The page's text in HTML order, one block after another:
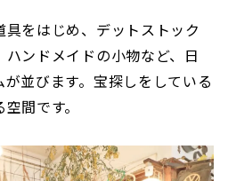
をはじめ、デットストック
ンドメイドの小物など、日
並びます。宝探しをしている
間です。